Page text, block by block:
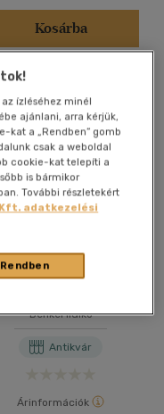
Kosárba
egyszer egy királyi
Benkei Ildikó
Antikvár
Árinformációk
ízléséhez minél
ajánlani, arra kérjük,
kat a „Rendben” gomb
csak a weboldal
cookie-kat telepíti a
is bármikor
További részletekért
adatkezelési
Rendben